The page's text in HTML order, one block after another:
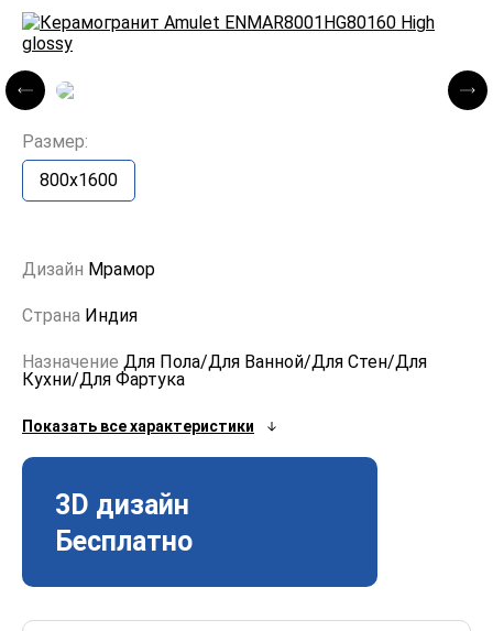
Размер:
800x1600
Дизайн Мрамор
Страна Индия
Назначение Для Пола/Для Ванной/Для Стен/Для
Кухни/Для Фартука
Показать все характеристики
3D дизайн
Бесплатно